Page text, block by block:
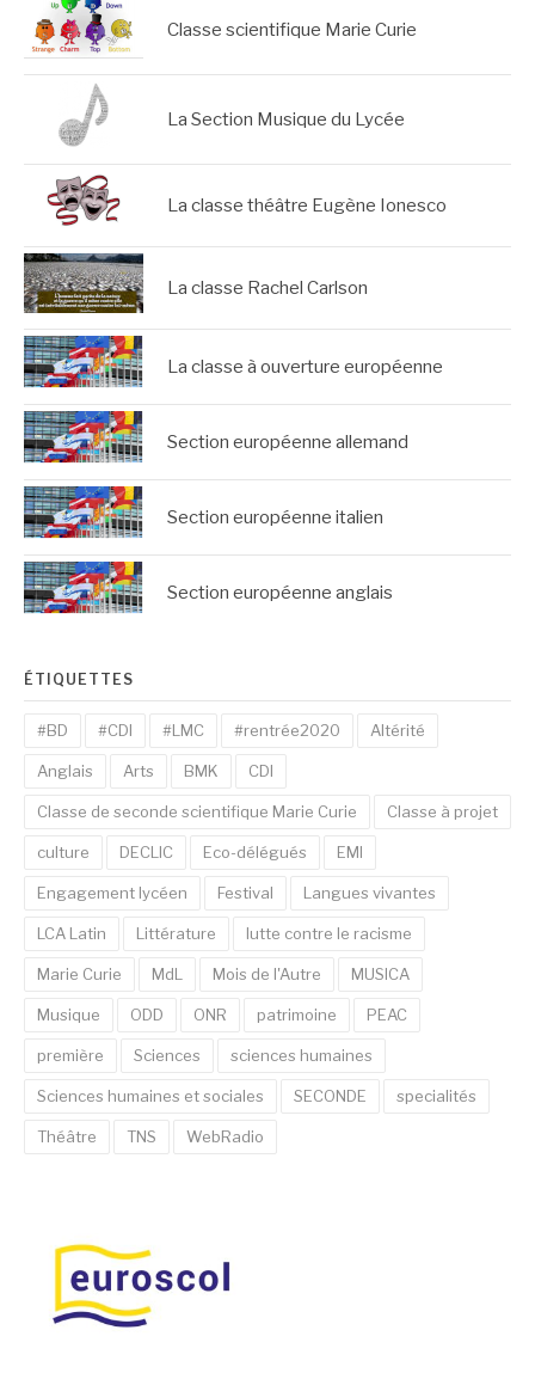
Classe scientifique Marie Curie
La Section Musique du Lycée
La classe théâtre Eugène Ionesco
La classe Rachel Carlson
La classe à ouverture européenne
Section européenne allemand
Section européenne italien
Section européenne anglais
ÉTIQUETTES
#BD #CDI #LMC #rentrée2020 Altérité
Anglais Arts BMK CDI
Classe de seconde scientifique Marie Curie Classe à projet
culture DECLIC Eco-délégués EMI
Engagement lycéen Festival Langues vivantes
LCA Latin Littérature lutte contre le racisme
Marie Curie MdL Mois de l'Autre MUSICA
Musique ODD ONR patrimoine PEAC
première Sciences sciences humaines
Sciences humaines et sociales SECONDE specialités
Théâtre TNS WebRadio